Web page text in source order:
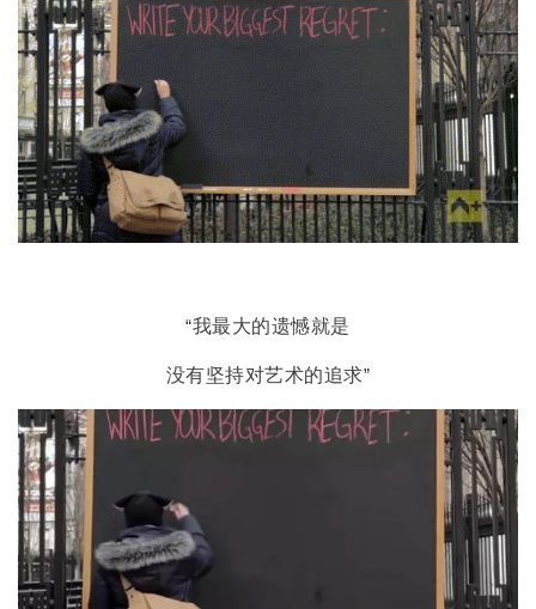
“我最大的遗憾就是
没有坚持对艺术的追求”